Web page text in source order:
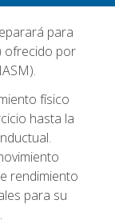
para
ofrecido por
físico
hasta la
rendimiento
para su